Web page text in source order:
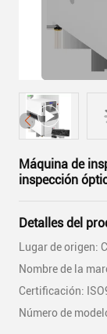
Máquina de
inspección
Detalles del
Lugar de origen:
Nombre de la
Certificación:
Número de